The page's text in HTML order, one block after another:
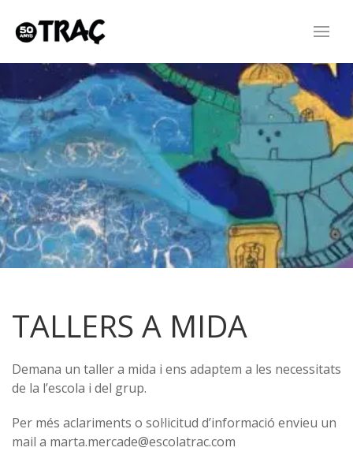
TALLERS A MIDA
Demana un taller a mida i ens adaptem a les necessitats
de la l’escola i del grup.
Per més aclariments o sol·licitud d’informació envieu un
mail a marta.mercade@escolatrac.com